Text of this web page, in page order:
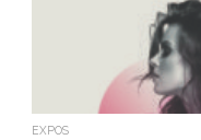
EXPOS